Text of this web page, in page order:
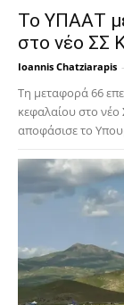
Το ΥΠΑΑΤ
στο νέο ΣΣ
Ioannis Chatziarapis -
Τη μεταφορά 66
κεφαλαίου στο νέο
αποφάσισε το